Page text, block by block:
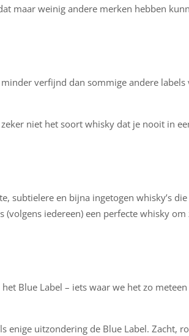
maar weinig andere merken hebben
verfijnd dan sommige andere labels
niet het soort whisky dat je nooit in
subtielere en bijna ingetogen whisky’s die
iedereen) een perfecte whisky om
Blue Label – iets waar we het zo
enige uitzondering de Blue Label. Zacht,